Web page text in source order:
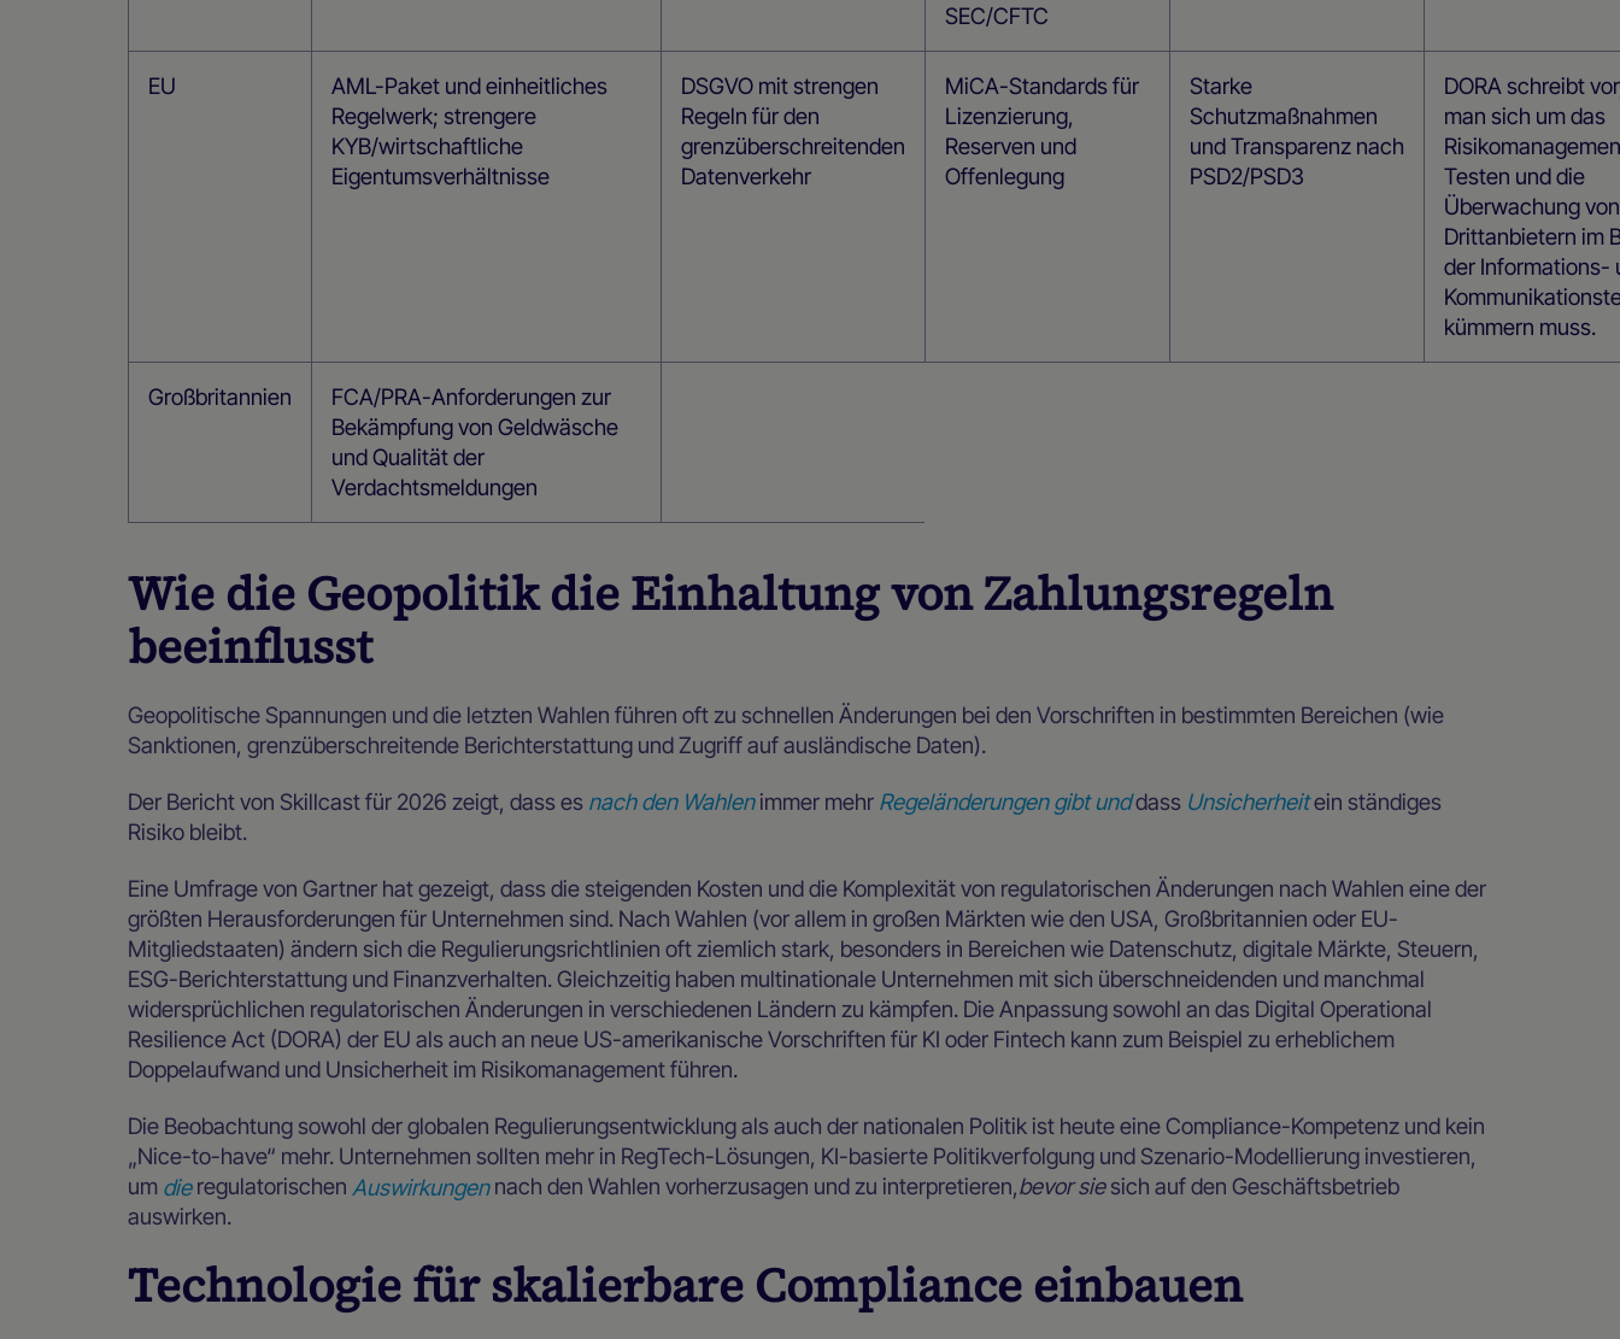
SEC/CFTC
EU
AML-Paket und einheitliches
Regelwerk; strengere
KYB/wirtschaftliche
Eigentumsverhältnisse
DSGVO mit strengen
Regeln für den
grenzüberschreitenden
Datenverkehr
MiCA-Standards für
Lizenzierung,
Reserven und
Offenlegung
Starke
Schutzmaßnahmen
und Transparenz nach
PSD2/PSD3
DORA schreibt
man sich um das
Testen und die
Überwachung von
Drittanbietern im
der Informations-
kümmern muss.
Großbritannien
FCA/PRA-Anforderungen zur
Bekämpfung von Geldwäsche
und Qualität der
Verdachtsmeldungen
Wie die Geopolitik die Einhaltung von Zahlungsregeln
beeinflusst
Geopolitische Spannungen und die letzten Wahlen führen oft zu schnellen Änderungen bei den Vorschriften in bestimmten Bereichen (wie
Sanktionen, grenzüberschreitende Berichterstattung und Zugriff auf ausländische Daten).
Der Bericht von Skillcast für 2026 zeigt, dass es nach den Wahlenimmer mehr Regeländerungen gibt unddass Unsicherheitein ständiges
Risiko bleibt.
Eine Umfrage von Gartner hat gezeigt, dass die steigenden Kosten und die Komplexität von regulatorischen Änderungen nach Wahlen eine der
größten Herausforderungen für Unternehmen sind. Nach Wahlen (vor allem in großen Märkten wie den USA, Großbritannien oder EU-
Mitgliedstaaten) ändern sich die Regulierungsrichtlinien oft ziemlich stark, besonders in Bereichen wie Datenschutz, digitale Märkte, Steuern,
ESG-Berichterstattung und Finanzverhalten. Gleichzeitig haben multinationale Unternehmen mit sich überschneidenden und manchmal
widersprüchlichen regulatorischen Änderungen in verschiedenen Ländern zu kämpfen. Die Anpassung sowohl an das Digital Operational
Resilience Act (DORA) der EU als auch an neue US-amerikanische Vorschriften für KI oder Fintech kann zum Beispiel zu erheblichem
Doppelaufwand und Unsicherheit im Risikomanagement führen.
Die Beobachtung sowohl der globalen Regulierungsentwicklung als auch der nationalen Politik ist heute eine Compliance-Kompetenz und kein
„Nice-to-have“ mehr. Unternehmen sollten mehr in RegTech-Lösungen, KI-basierte Politikverfolgung und Szenario-Modellierung investieren,
um dieregulatorischen Auswirkungennach den Wahlen vorherzusagen und zu interpretieren,bevor siesich auf den Geschäftsbetrieb
auswirken.
Technologie für skalierbare Compliance einbauen